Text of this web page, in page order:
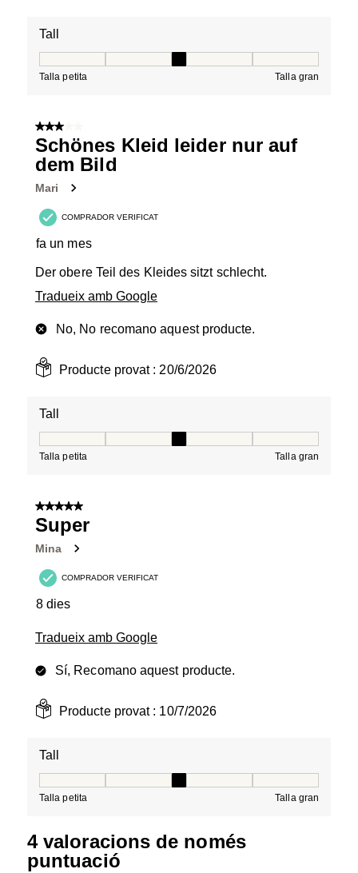
Tall
Talla petita Talla gran
3 de 5 estrelles.
Schönes Kleid leider nur auf
dem Bild
Mari
COMPRADOR VERIFICAT
fa un mes
Der obere Teil des Kleides sitzt schlecht.
Tradueix amb Google
No, No recomano aquest producte.
Producte provat :20/6/2026
Tall
Talla petita Talla gran
5 de 5 estrelles.
Super
Mina
COMPRADOR VERIFICAT
8 dies
Tradueix amb Google
Sí, Recomano aquest producte.
Producte provat : 10/7/2026
Tall
Talla petita Talla gran
4 valoracions de només
puntuació